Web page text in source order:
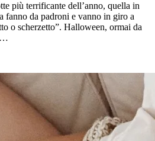
più terrificante dell’anno, quella in
fanno da padroni e vanno in giro a
o scherzetto”. Halloween, ormai da